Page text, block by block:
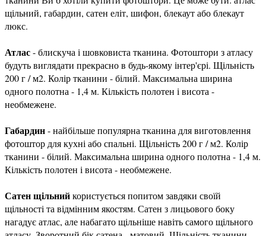
щільний, габардин, сатен еліт, шифон, блекаут або блекаут
люкс.
Атлас- блискуча і шовковиста тканина. Фотоштори з атласу
будуть виглядати прекрасно в будь-якому інтер'єрі. Щільність
200 г / м2. Колір тканини - білий. Максимальна ширина
одного полотна - 1,4 м. Кількість полотен і висота -
необмежене.
Габардин- найбільше популярна тканина для виготовлення
фотоштор для кухні або спальні. Щільність 200 г / м2. Колір
тканини - білий. Максимальна ширина одного полотна - 1,4 м.
Кількість полотен і висота - необмежене.
Сатен щільнийкористується попитом завдяки своїй
щільності та відмінним якостям. Сатен з лицьового боку
нагадує атлас, але набагато щільніше навіть самого щільного